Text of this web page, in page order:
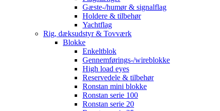
Gæste-/humør & signalflag
Holdere & tilbehør
Yachtflag
Rig, dæksudstyr & Tovværk
Blokke
Enkeltblok
Gennemførings-/wireblokke
High load eyes
Reservedele & tilbehør
Ronstan mini blokke
Ronstan serie 100
Ronstan serie 20